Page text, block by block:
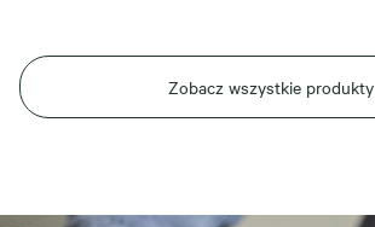
Zobacz wszystkie produkty